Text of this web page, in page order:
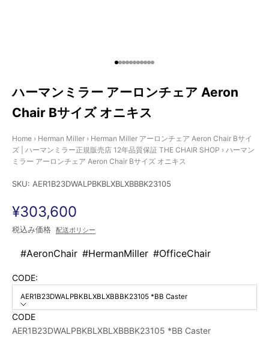
I18n Error: Missing interpolation value
I18n Error: Missing interpolation
I18n Error: Missing interpolation
I18n Error: Missing interpolation
I18n Error: Missing interpolation
I18n Error: Missing interpolation
I18n Error: Missing interpolation
I18n Error: Missing interpolation
I18n Error: Missing
I18n Error: Missing
I18n Error: Missing
ハーマンミラー アーロンチェア Aeron
Chair Bサイズ オニキス
Home › Herman Miller › Herman Miller アーロンチェア Aeron Chair Bサイ
ズ | ハーマンミラー正規販売店 12年品質保証 THE CHAIR SHOP › ハーマン
ミラー アーロンチェア Aeron Chair Bサイズ オニキス
SKU: AER1B23DWALPBKBLXBLXBBBK23105
セール価格
¥303,600
税込み価格 配送ポリシー
#AeronChair #HermanMiller #OfficeChair
CODE:
AER1B23DWALPBKBLXBLXBBBK23105 *BB Caster
CODE
AER1B23DWALPBKBLXBLXBBBK23105 *BB Caster